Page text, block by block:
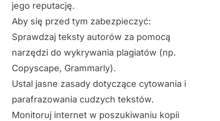
jego reputację.
Aby się przed tym zabezpieczyć:
Sprawdzaj teksty autorów za pomocą
narzędzi do wykrywania plagiatów (np.
Copyscape, Grammarly).
Ustal jasne zasady dotyczące cytowania i
parafrazowania cudzych tekstów.
Monitoruj internet w poszukiwaniu kopii